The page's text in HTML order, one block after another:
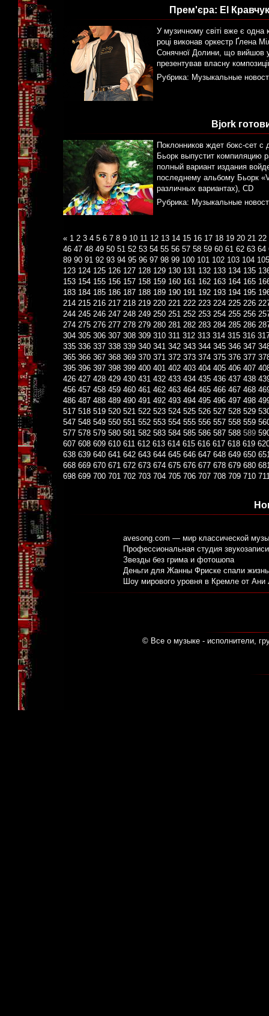
Прем'єра: El
У музичному світі вже є
році виконав оркестр Ґлена
Сонячної Долини, що вийшов
презентував власну
Рубрика: Музыкальные
Bjork
Поклонников ждет бокс-сет
Бьорк выпустит компиляцию
полный вариант издания
последнему альбому Бьорк
различных вариантах), CD
Рубрика: Музыкальные
« 1 2 3 4 5 6 7 8 9 10 11 12 13 14 15 16 17 18 19 20 21 22
46 47 48 49 50 51 52 53 54 55 56 57 58 59 60 61 62 63 64
89 90 91 92 93 94 95 96 97 98 99 100 101 102 103 104 105
123 124 125 126 127 128 129 130 131 132 133 134 135
153 154 155 156 157 158 159 160 161 162 163 164 165
183 184 185 186 187 188 189 190 191 192 193 194 195
214 215 216 217 218 219 220 221 222 223 224 225 226
244 245 246 247 248 249 250 251 252 253 254 255 256
274 275 276 277 278 279 280 281 282 283 284 285 286
304 305 306 307 308 309 310 311 312 313 314 315 316
335 336 337 338 339 340 341 342 343 344 345 346 347
365 366 367 368 369 370 371 372 373 374 375 376 377
395 396 397 398 399 400 401 402 403 404 405 406 407
426 427 428 429 430 431 432 433 434 435 436 437 438
456 457 458 459 460 461 462 463 464 465 466 467 468
486 487 488 489 490 491 492 493 494 495 496 497 498
517 518 519 520 521 522 523 524 525 526 527 528 529
547 548 549 550 551 552 553 554 555 556 557 558 559
577 578 579 580 581 582 583 584 585 586 587 588 589
607 608 609 610 611 612 613 614 615 616 617 618 619
638 639 640 641 642 643 644 645 646 647 648 649 650
668 669 670 671 672 673 674 675 676 677 678 679 680
698 699 700 701 702 703 704 705 706 707 708 709 710
avesong.com — мир классической
Профессиональная студия
Звезды без грима и фотошопа
Деньги для Жанны Фриске спали
Шоу мирового уровня в Кремле от Ани
© Все о музыке - исполнители,